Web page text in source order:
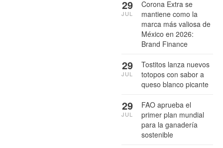
Corona Extra se
mantiene como la
marca más valiosa de
México en 2026:
Brand Finance
29
JUL
Tostitos lanza nuevos
totopos con sabor a
queso blanco picante
29
JUL
FAO aprueba el
primer plan mundial
para la ganadería
sostenible
29
JUL